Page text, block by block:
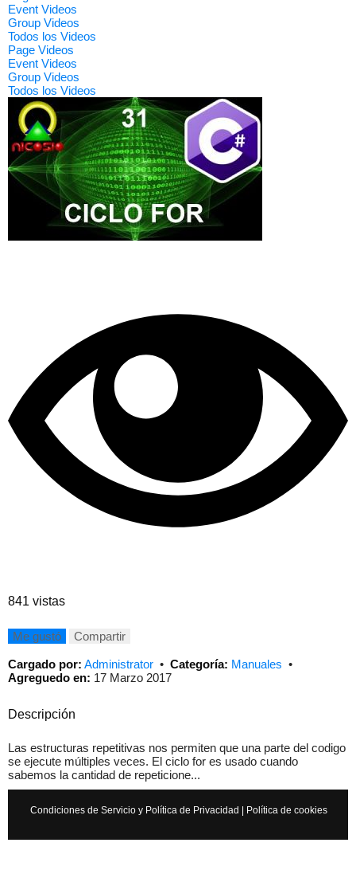
Event Videos
Group Videos
Todos los Videos
Page Videos
Event Videos
Group Videos
Todos los Videos
841 vistas
Me gustó Compartir
Cargado por: Administrator • Categoría: Manuales •
Agreguedo en: 17 Marzo 2017
Descripción
Las estructuras repetitivas nos permiten que una parte del codigo
se ejecute múltiples veces. El ciclo for es usado cuando
sabemos la cantidad de repeticione...
Condiciones de Servicio y Política de Privacidad | Política de cookies